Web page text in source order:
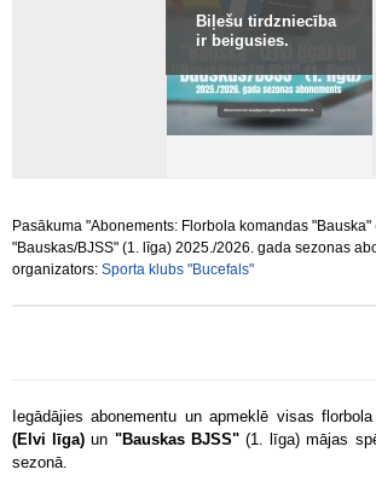
Biļešu tirdzniecība
ir beigusies.
Pasākuma "Abonements: Florbola komandas "Bauska"
"Bauskas/BJSS" (1. līga) 2025./2026. gada sezonas
organizators: Sporta klubs "Bucefals"
Iegādājies abonementu un apmeklē visas
(Elvi līga) un "Bauskas BJSS"(1. līga) mājas
sezonā.